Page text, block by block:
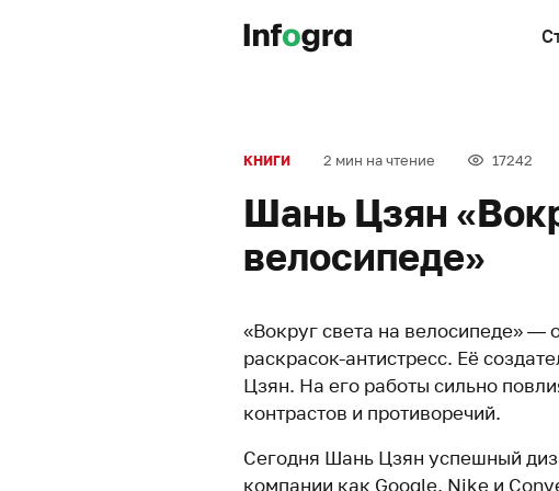
КНИГИ 2 мин на чтение 17242
Шань Цзян
велосипеде»
«Вокруг света на велосипеде» —
раскрасок-антистресс. Её
Цзян. На его работы сильно
контрастов и противоречий.
Сегодня Шань Цзян успешный
компании как Google, Nike и